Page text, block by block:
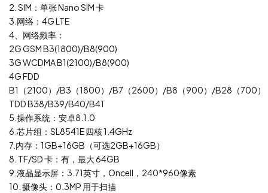
2. SIM：单张 Nano SIM 卡
3.网络：4G LTE
4、网络频率：
2G GSM B3(1800)/B8(900)
3G WCDMA B1(2100)/B8(900)
4G FDD
B1（2100）/B3（1800）/B7（2600）/B8（900）/B28（700）
TDD B38/B39/B40/B41
5.操作系统：安卓8.1.0
6.芯片组：SL8541E 四核 1.4GHz
7.内存：1GB+16GB（可选2GB+16GB）
8. TF/SD 卡：有，最大 64GB
9.液晶显示屏：3.71英寸，Oncell，240*960像素
10. 摄像头：0.3MP 用于扫描